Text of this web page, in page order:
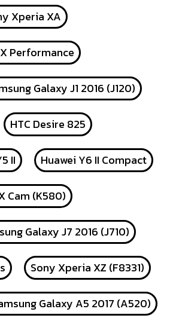
Xperia XA
Performance
Galaxy J1 2016 (J120)
HTC Desire 825
II Huawei Y6 II Compact
Cam (K580)
Galaxy J7 2016 (J710)
Sony Xperia XZ (F8331)
Galaxy A5 2017 (A520)